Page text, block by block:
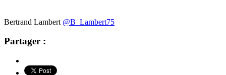
Bertrand Lambert @B_Lambert75
Partager :